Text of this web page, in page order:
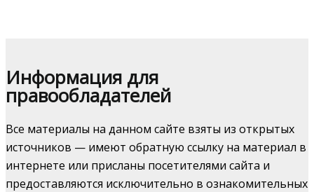
Информация для
правообладателей
Все материалы на данном сайте взяты из открытых
источников — имеют обратную ссылку на материал в
интернете или присланы посетителями сайта и
предоставляются исключительно в ознакомительных